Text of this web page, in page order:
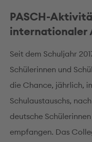
PASCH-
internationaler
Seit dem Schuljahr
Schülerinnen und
die Chance, jährlich,
Schulaustauschs,
deutsche
empfangen. Das